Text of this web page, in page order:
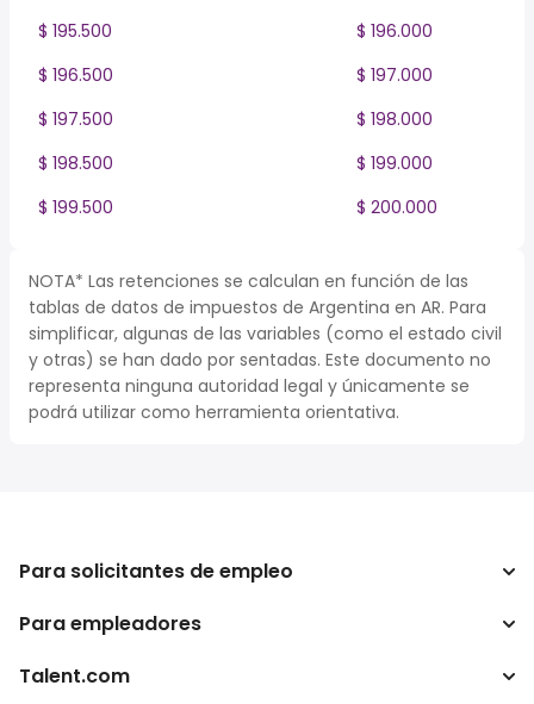
$ 195.500
$ 196.000
$ 196.500
$ 197.000
$ 197.500
$ 198.000
$ 198.500
$ 199.000
$ 199.500
$ 200.000
NOTA* Las retenciones se calculan en función de las
tablas de datos de impuestos de Argentina en AR. Para
simplificar, algunas de las variables (como el estado civil
y otras) se han dado por sentadas. Este documento no
representa ninguna autoridad legal y únicamente se
podrá utilizar como herramienta orientativa.
Para solicitantes de empleo
Buscador de trabajo
Para empleadores
Empresa
Talent.com